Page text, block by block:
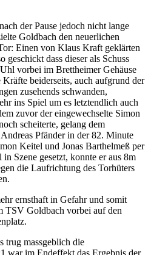
der Pause jedoch nicht lange
Goldbach den neuerlichen
Einen von Klaus Kraft geklärten
dass dieser als Schuss
vorbei im Brettheimer Gehäuse
beiderseits, auch aufgrund der
zusehends schwanden,
ins Spiel um es letztendlich auch
zuvor der eingewechselte Simon
scheiterte, gelang dem
Pfänder in der 82. Minute
Keitel und Jonas Barthelmeß per
Szene gesetzt, konnte er aus 8m
die Laufrichtung des Torhüters
ernsthaft in Gefahr und somit
TSV Goldbach vorbei auf den
trug massgeblich die
war im Endeffekt das Ergebnis der